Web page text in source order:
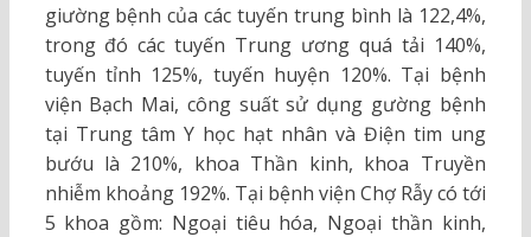
giường bệnh của các tuyến trung bình là 122,4%,
trong đó các tuyến Trung ương quá tải 140%,
tuyến tỉnh 125%, tuyến huyện 120%. Tại bệnh
viện Bạch Mai, công suất sử dụng gường bệnh
tại Trung tâm Y học hạt nhân và Điện tim ung
bướu là 210%, khoa Thần kinh, khoa Truyền
nhiễm khoảng 192%. Tại bệnh viện Chợ Rẫy có tới
5 khoa gồm: Ngoại tiêu hóa, Ngoại thần kinh,